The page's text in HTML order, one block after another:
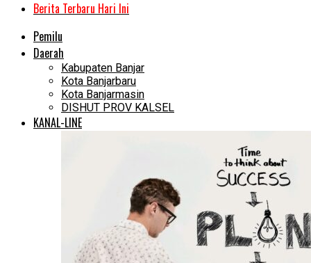
Berita Terbaru Hari Ini
Pemilu
Daerah
Kabupaten Banjar
Kota Banjarbaru
Kota Banjarmasin
DISHUT PROV KALSEL
KANAL-LINE